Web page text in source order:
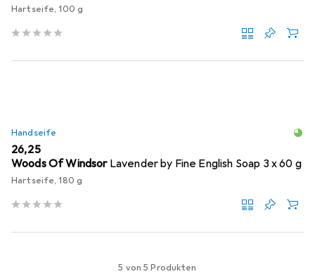
Hartseife, 100 g
Handseife
EUR
26,25
Woods Of Windsor Lavender by Fine English Soap 3 x 60 g
Hartseife, 180 g
5 von 5 Produkten